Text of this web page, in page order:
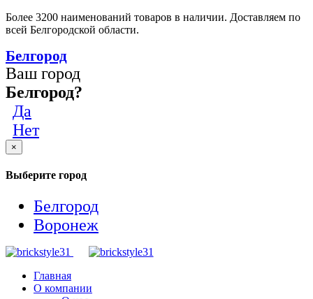
Более 3200 наименований товаров в наличии. Доставляем по
всей Белгородской области.
Белгород
Ваш город
Белгород?
Да
Нет
×
Выберите город
Белгород
Воронеж
Главная
О компании